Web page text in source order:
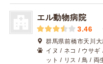
エル動物病院
3.46
群馬県前橋市天川
イヌ / ネコ / ウサギ
ット / リス / 鳥 / 両